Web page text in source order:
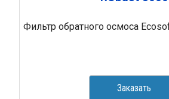
Фильтр обратного осмоса
Заказать